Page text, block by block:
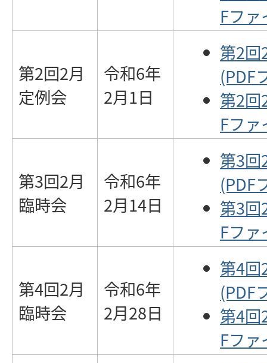
Fフ
第2回2月
定例会
令和6年
2月1日
第2回
(PDF
第2回
Fフ
第3回2月
臨時会
令和6年
2月14日
第3回
(PDF
第3回
Fフ
第4回2月
臨時会
令和6年
2月28日
第4回
(PDF
第4回
Fフ